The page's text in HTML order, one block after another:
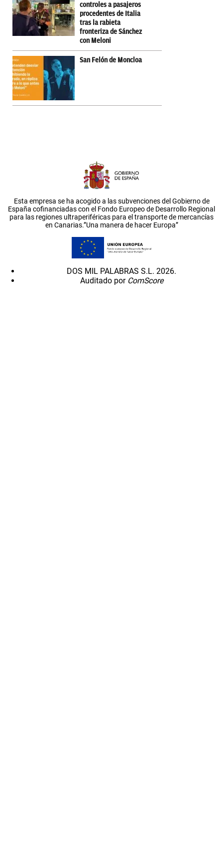
controles a pasajeros
procedentes de Italia
tras la rabieta
fronteriza de Sánchez
con Meloni
San Felón de Moncloa
Esta empresa se ha acogido a las subvenciones del Gobierno de
España cofinanciadas con el Fondo Europeo de Desarrollo Regional
para las regiones ultraperiféricas para el transporte de mercancías
en Canarias.”Una manera de hacer Europa”
DOS MIL PALABRAS S.L. 2026.
Auditado por ComScore